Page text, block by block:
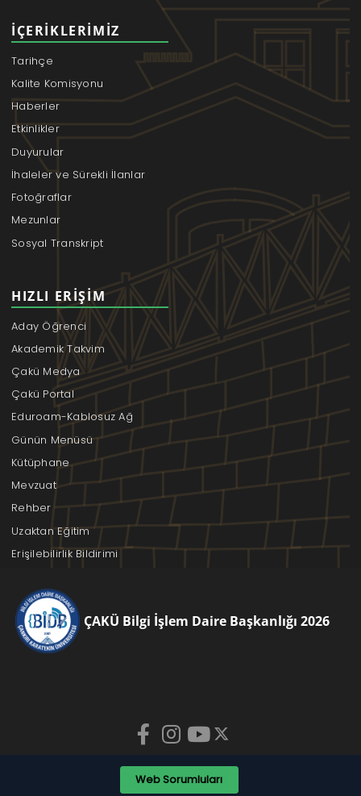
İÇERIKLERIMIZ
Tarihçe
Kalite Komisyonu
Haberler
Etkinlikler
Duyurular
İhaleler ve Sürekli İlanlar
Fotoğraflar
Mezunlar
Sosyal Transkript
HIZLI ERIŞIM
Aday Öğrenci
Akademik Takvim
Çakü Medya
Çakü Portal
Eduroam-Kablosuz Ağ
Günün Menüsü
Kütüphane
Mevzuat
Rehber
Uzaktan Eğitim
Erişilebilirlik Bildirimi
ÇAKÜ Bilgi İşlem Daire Başkanlığı 2026
Web Sorumluları